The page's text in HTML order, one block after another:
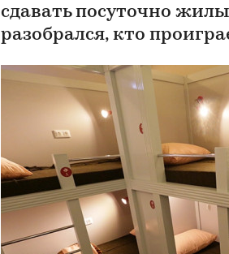
сдавать посуточно
разобрался, кто